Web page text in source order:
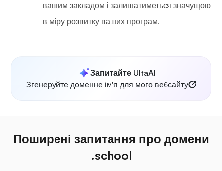
вашим закладом і залишатиметься значущою
в міру розвитку ваших програм.
Запитайте UltaAI
Згенеруйте доменне ім'я для мого вебсайту
Поширені запитання про домени
.school